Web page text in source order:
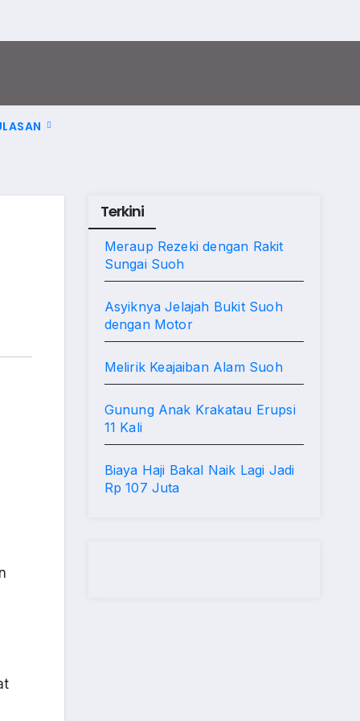
Terkini
Meraup Rezeki dengan Rakit
Sungai Suoh
Asyiknya Jelajah Bukit Suoh
dengan Motor
Melirik Keajaiban Alam Suoh
Gunung Anak Krakatau Erupsi
11 Kali
Biaya Haji Bakal Naik Lagi Jadi
Rp 107 Juta